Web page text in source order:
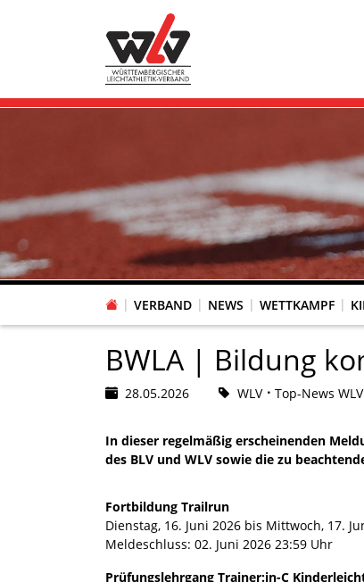
VERBAND NEWS WETTKAMPF
BWLA | Bildung
28.05.2026 WLV Top-News WLV
In dieser regelmäßig erscheinenden
des BLV und WLV sowie die zu
Fortbildung Trailrun
Dienstag, 16. Juni 2026 bis Mittwoch, 17.
Meldeschluss: 02. Juni 2026 23:59 Uhr
Prüfungslehrgang Trainer:in-C